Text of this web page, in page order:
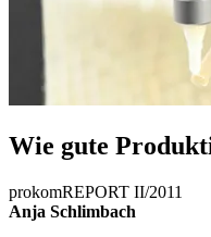
Wie gute
prokomREPORT II/2011
Anja Schlimbach